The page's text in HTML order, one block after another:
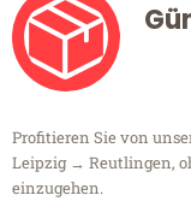
Profitieren Sie von
Leipzig → Reutlingen,
einzugehen.